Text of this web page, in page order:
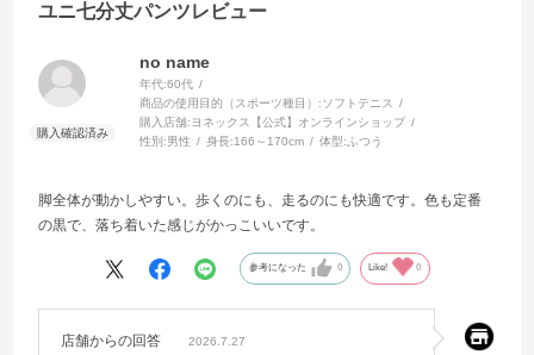
ユニ七分丈パンツレビュー
no name
年代:60代
商品の使用目的（スポーツ種目）:ソフトテニス
購入店舗: ヨネックス【公式】オンラインショップ
性別:男性 身長:166～170cm 体型: ふつう
脚全体が動かしやすい。歩くのにも、走るのにも快適です。色も定番
の黒で、落ち着いた感じがかっこいいです。
参考になった 0 Like! 0
店舗からの回答 2026.7.27